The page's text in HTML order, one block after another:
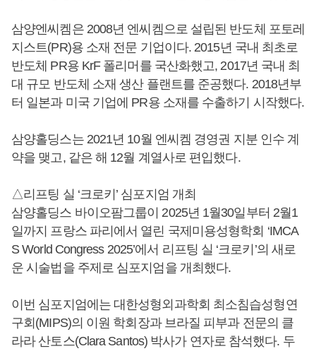
삼양엔씨켐은 2008년 엔씨켐으로 설립된 반도체 포토레
지스트(PR)용 소재 전문 기업이다. 2015년 국내 최초로
반도체 PR용 KrF 폴리머를 국산화했고, 2017년 국내 최
대 규모 반도체 소재 생산 플랜트를 준공했다. 2018년부
터 일본과 미국 기업에 PR용 소재를 수출하기 시작했다.
삼양홀딩스는 2021년 10월 엔씨켐 경영권 지분 인수 계
약을 맺고, 같은 해 12월 계열사로 편입했다.
△리프팅 실 ‘크로키’ 심포지엄 개최
삼양홀딩스 바이오팜그룹이 2025년 1월30일부터 2월1
일까지 프랑스 파리에서 열린 국제미용성형학회 ‘IMCA
S World Congress 2025’에서 리프팅 실 ‘크로키’의 새로
운 시술법을 주제로 심포지엄을 개최했다.
이번 심포지엄에는 대한성형외과학회 최소침습성형연
구회(MIPS)의 이원 학회장과 브라질 피부과 전문의 클
라라 산토스(Clara Santos) 박사가 연자로 참석했다. 두